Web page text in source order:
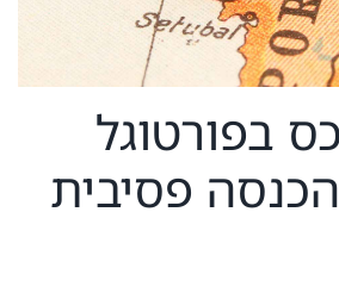
בפורטוגל
פסיבית